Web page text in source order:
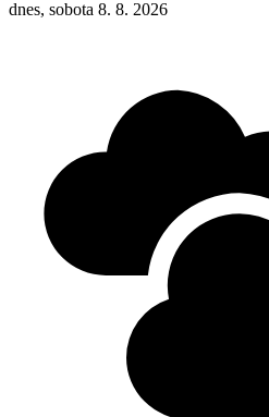
dnes, sobota 8. 8. 2026